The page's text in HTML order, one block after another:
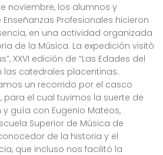
noviembre, los alumnos y
Enseñanzas Profesionales hicieron
en una actividad organizada
de la Música. La expedición visitó
XXVI edición de “Las Edades del
las catedrales placentinas.
un recorrido por el casco
para el cual tuvimos la suerte de
guía con Eugenio Mateos,
Superior de Música de
de la historia y el
que incluso nos facilitó la